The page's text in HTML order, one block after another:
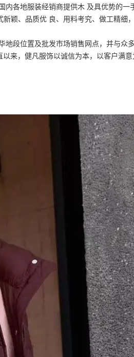
各地服装经销商提供木 及具优势的一
颖、品质优 良、用料考究、做工精细
段位置及批发市场销售网点，并与众
来，健凡服饰以诚信为本，以客户满